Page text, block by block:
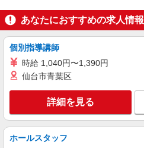
キープ
あなたにおすすめの求人情報
個別指導講師
時給 1,040円〜1,390円
仙台市青葉区
詳細を見る
ホールスタッフ